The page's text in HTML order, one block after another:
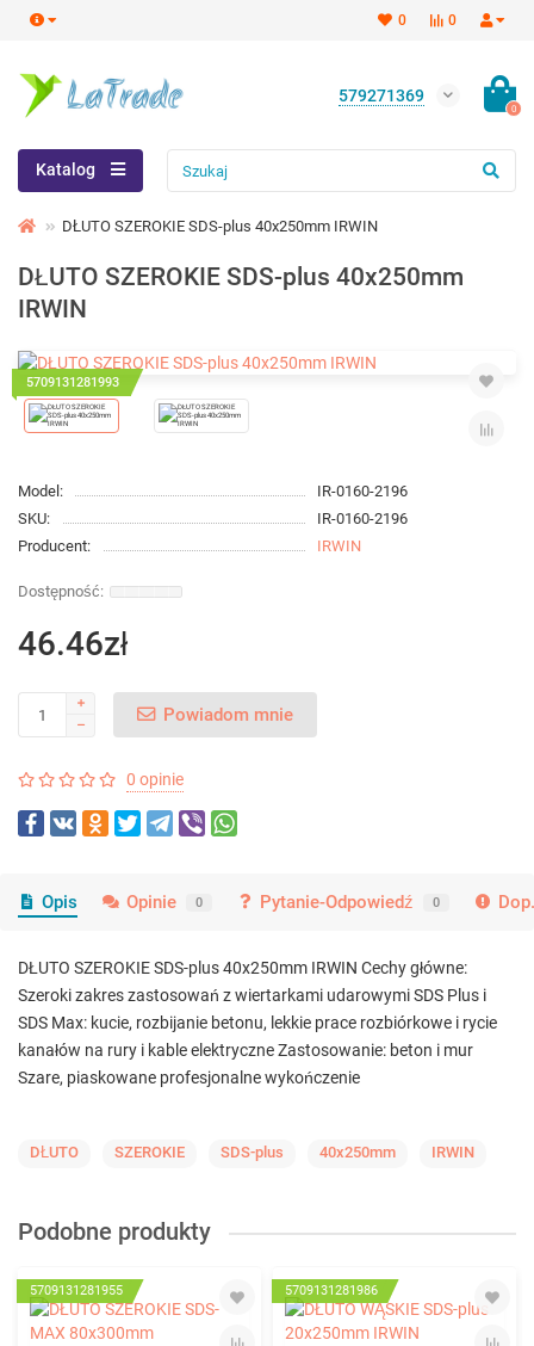
0
0
579271369
0
Katalog
DŁUTO SZEROKIE SDS-plus 40x250mm IRWIN
DŁUTO SZEROKIE SDS-plus 40x250mm
IRWIN
5709131281993
Model:
IR-0160-2196
SKU:
IR-0160-2196
Producent:
IRWIN
46.46zł
Powiadom mnie
0 opinie
Opis Opinie 0 Pytanie-Odpowiedź 0
DŁUTO SZEROKIE SDS-plus 40x250mm IRWIN Cechy główne:
Szeroki zakres zastosowań z wiertarkami udarowymi SDS Plus i
SDS Max: kucie, rozbijanie betonu, lekkie prace rozbiórkowe i rycie
kanałów na rury i kable elektryczne Zastosowanie: beton i mur
Szare, piaskowane profesjonalne wykończenie
DŁUTO SZEROKIE SDS-plus 40x250mm IRWIN
Podobne produkty
5709131281955 5709131281986